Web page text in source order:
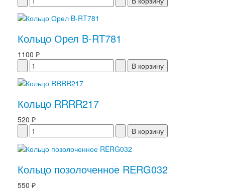
Кольцо Орел B-RT781
1100 ₽
Кольцо RRRR217
520 ₽
Кольцо позолоченное RERG032
550 ₽